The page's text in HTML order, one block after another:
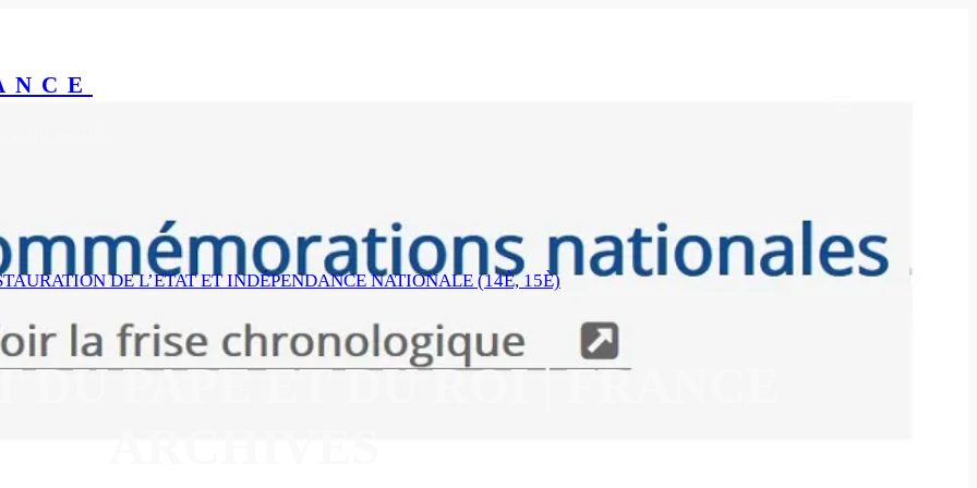
DE L’ETAT ET INDÉPENDANCE NATIONALE (14È, 15È)
DU PAPE ET DU ROI | FRANCE